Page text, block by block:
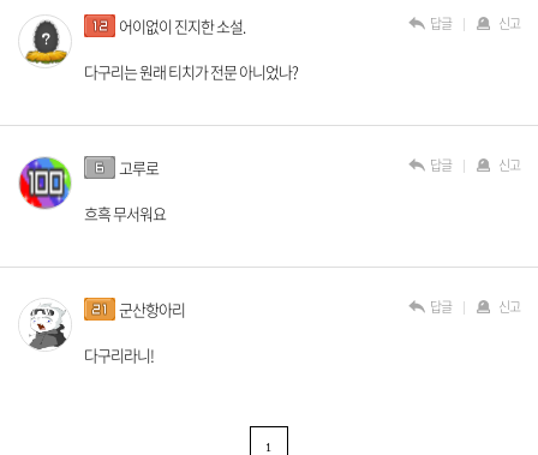
어이없이 진지한 소설.
다구리는 원래 티치가 전문 아니었나?
답글 신고
고루로
흐흑 무서워요
답글 신고
군산항아리
다구리라니!
답글 신고
1